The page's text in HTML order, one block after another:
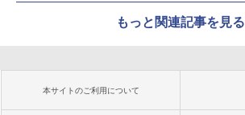
もっと関連記事を見る
本サイトのご利用について